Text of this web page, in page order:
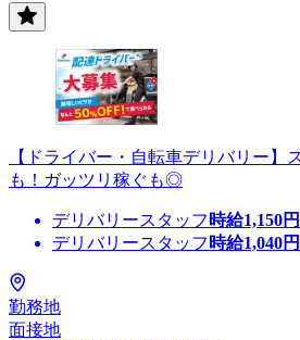
【ドライバー・自転車デリバリー】
も！ガッツリ稼ぐも◎
デリバリースタッフ 時給1,150
デリバリースタッフ 時給1,040
勤務地
面接地